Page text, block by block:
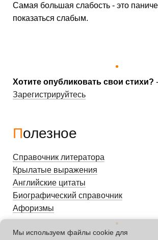
Хотите опубликовать свои стихи? -
Зарегистрируйтесь
Самая большая слабость - это
показаться слабым.
Полезное
Справочник литератора
Крылатые выражения
Английские цитаты
Биографический справочник
Афоризмы
Мы используем файлы cookie для